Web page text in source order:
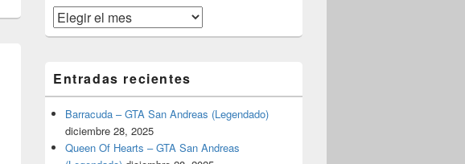
Archivos
Entradas recientes
Barracuda – GTA San Andreas (Legendado)
diciembre 28, 2025
Queen Of Hearts – GTA San Andreas